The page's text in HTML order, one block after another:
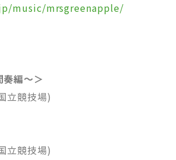
music/mrsgreenapple/
編〜＞
立競技場)
立競技場)